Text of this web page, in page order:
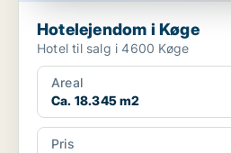
Hotelejendom i Køge
Hotel til salg i 4600 Køge
Areal
Ca. 18.345 m2
Pris